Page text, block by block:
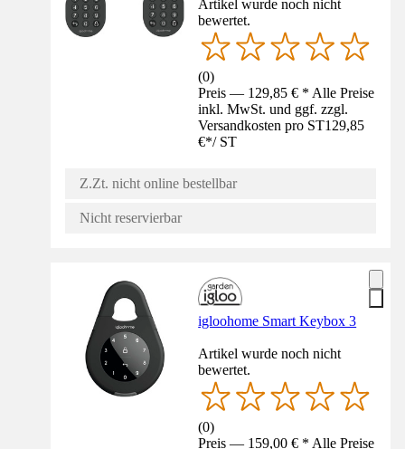
Artikel wurde noch nicht
bewertet.
(0)
Preis — 129,85 € * Alle Preise
inkl. MwSt. und ggf. zzgl.
Versandkosten pro ST129,85
€*/ ST
Z.Zt. nicht online bestellbar
Nicht reservierbar
igloohome Smart Keybox 3
Artikel wurde noch nicht
bewertet.
(0)
Preis — 159,00 € * Alle Preise